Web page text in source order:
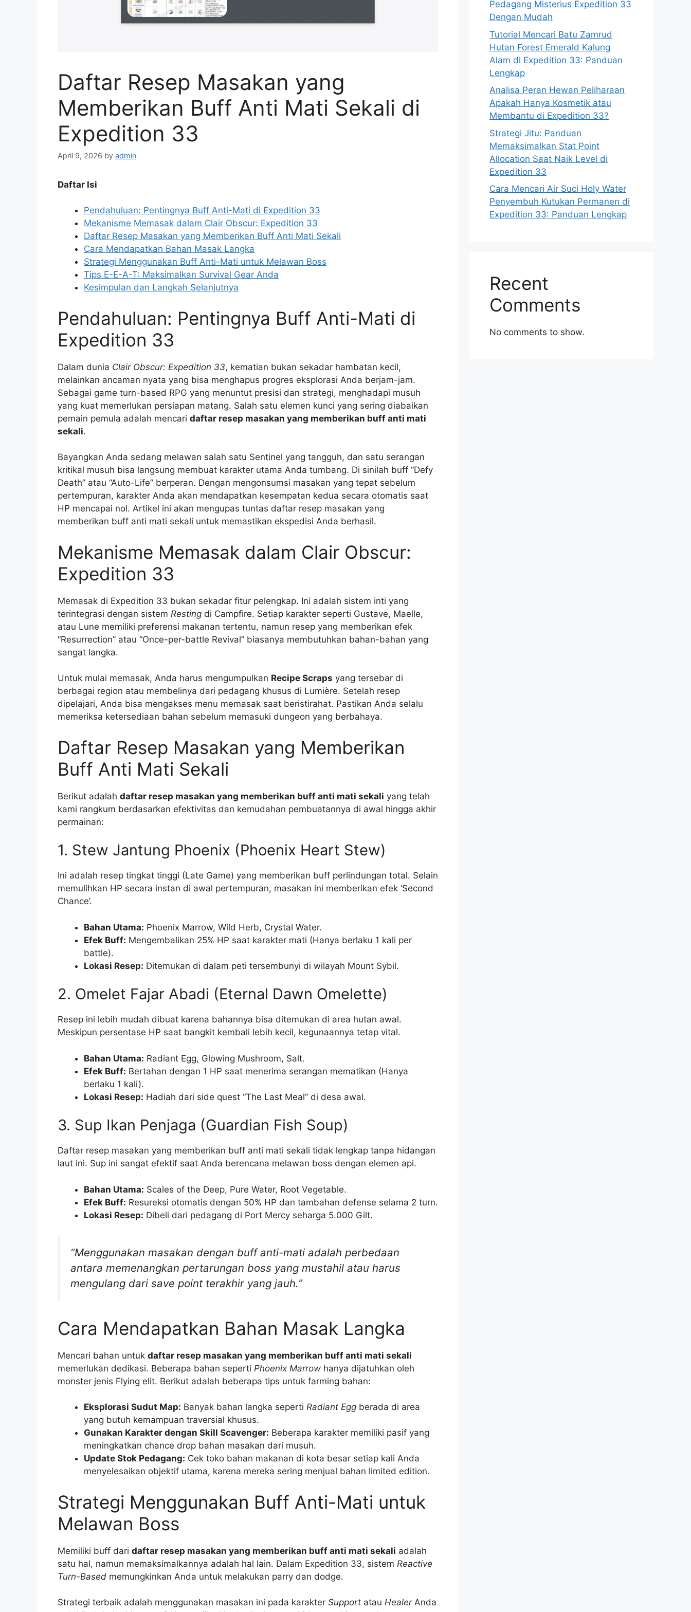
Daftar Resep Masakan yang
Memberikan Buff Anti Mati Sekali di
Expedition 33
April 9, 2026 by admin
Daftar Isi
Pendahuluan: Pentingnya Buff Anti-Mati di Expedition 33
Mekanisme Memasak dalam Clair Obscur: Expedition 33
Daftar Resep Masakan yang Memberikan Buff Anti Mati Sekali
Cara Mendapatkan Bahan Masak Langka
Strategi Menggunakan Buff Anti-Mati untuk Melawan Boss
Tips E-E-A-T: Maksimalkan Survival Gear Anda
Kesimpulan dan Langkah Selanjutnya
Pendahuluan: Pentingnya Buff Anti-Mati di
Expedition 33
Dalam dunia Clair Obscur: Expedition 33, kematian bukan sekadar hambatan kecil,
melainkan ancaman nyata yang bisa menghapus progres eksplorasi Anda berjam-jam.
Sebagai game turn-based RPG yang menuntut presisi dan strategi, menghadapi musuh
yang kuat memerlukan persiapan matang. Salah satu elemen kunci yang sering diabaikan
pemain pemula adalah mencari daftar resep masakan yang memberikan buff anti mati
sekali.
Bayangkan Anda sedang melawan salah satu Sentinel yang tangguh, dan satu serangan
kritikal musuh bisa langsung membuat karakter utama Anda tumbang. Di sinilah buff “Defy
Death” atau “Auto-Life” berperan. Dengan mengonsumsi masakan yang tepat sebelum
pertempuran, karakter Anda akan mendapatkan kesempatan kedua secara otomatis saat
HP mencapai nol. Artikel ini akan mengupas tuntas daftar resep masakan yang
memberikan buff anti mati sekali untuk memastikan ekspedisi Anda berhasil.
Mekanisme Memasak dalam Clair Obscur:
Expedition 33
Memasak di Expedition 33 bukan sekadar fitur pelengkap. Ini adalah sistem inti yang
terintegrasi dengan sistem Resting di Campfire. Setiap karakter seperti Gustave, Maelle,
atau Lune memiliki preferensi makanan tertentu, namun resep yang memberikan efek
“Resurrection” atau “Once-per-battle Revival” biasanya membutuhkan bahan-bahan yang
sangat langka.
Untuk mulai memasak, Anda harus mengumpulkan Recipe Scraps yang tersebar di
berbagai region atau membelinya dari pedagang khusus di Lumière. Setelah resep
dipelajari, Anda bisa mengakses menu memasak saat beristirahat. Pastikan Anda selalu
memeriksa ketersediaan bahan sebelum memasuki dungeon yang berbahaya.
Daftar Resep Masakan yang Memberikan
Buff Anti Mati Sekali
Berikut adalah daftar resep masakan yang memberikan buff anti mati sekali yang telah
kami rangkum berdasarkan efektivitas dan kemudahan pembuatannya di awal hingga akhir
permainan:
1. Stew Jantung Phoenix (Phoenix Heart Stew)
Ini adalah resep tingkat tinggi (Late Game) yang memberikan buff perlindungan total. Selain
memulihkan HP secara instan di awal pertempuran, masakan ini memberikan efek ‘Second
Chance’.
Bahan Utama: Phoenix Marrow, Wild Herb, Crystal Water.
Efek Buff: Mengembalikan 25% HP saat karakter mati (Hanya berlaku 1 kali per
battle).
Lokasi Resep: Ditemukan di dalam peti tersembunyi di wilayah Mount Sybil.
2. Omelet Fajar Abadi (Eternal Dawn Omelette)
Resep ini lebih mudah dibuat karena bahannya bisa ditemukan di area hutan awal.
Meskipun persentase HP saat bangkit kembali lebih kecil, kegunaannya tetap vital.
Bahan Utama: Radiant Egg, Glowing Mushroom, Salt.
Efek Buff: Bertahan dengan 1 HP saat menerima serangan mematikan (Hanya
berlaku 1 kali).
Lokasi Resep: Hadiah dari side quest “The Last Meal” di desa awal.
3. Sup Ikan Penjaga (Guardian Fish Soup)
Daftar resep masakan yang memberikan buff anti mati sekali tidak lengkap tanpa hidangan
laut ini. Sup ini sangat efektif saat Anda berencana melawan boss dengan elemen api.
Bahan Utama: Scales of the Deep, Pure Water, Root Vegetable.
Efek Buff: Resureksi otomatis dengan 50% HP dan tambahan defense selama 2 turn.
Lokasi Resep: Dibeli dari pedagang di Port Mercy seharga 5.000 Gilt.
“Menggunakan masakan dengan buff anti-mati adalah perbedaan
antara memenangkan pertarungan boss yang mustahil atau harus
mengulang dari save point terakhir yang jauh.”
Cara Mendapatkan Bahan Masak Langka
Mencari bahan untuk daftar resep masakan yang memberikan buff anti mati sekali
memerlukan dedikasi. Beberapa bahan seperti Phoenix Marrow hanya dijatuhkan oleh
monster jenis Flying elit. Berikut adalah beberapa tips untuk farming bahan:
Eksplorasi Sudut Map: Banyak bahan langka seperti Radiant Egg berada di area
yang butuh kemampuan traversial khusus.
Gunakan Karakter dengan Skill Scavenger: Beberapa karakter memiliki pasif yang
meningkatkan chance drop bahan masakan dari musuh.
Update Stok Pedagang: Cek toko bahan makanan di kota besar setiap kali Anda
menyelesaikan objektif utama, karena mereka sering menjual bahan limited edition.
Strategi Menggunakan Buff Anti-Mati untuk
Melawan Boss
Memiliki buff dari daftar resep masakan yang memberikan buff anti mati sekali adalah
satu hal, namun memaksimalkannya adalah hal lain. Dalam Expedition 33, sistem Reactive
Turn-Based memungkinkan Anda untuk melakukan parry dan dodge.
Strategi terbaik adalah menggunakan masakan ini pada karakter Support atau HealerAnda
Pedagang Misterius Expedition 33
Dengan Mudah
Tutorial Mencari Batu Zamrud
Hutan Forest Emerald Kalung
Alam di Expedition 33: Panduan
Lengkap
Analisa Peran Hewan Peliharaan
Apakah Hanya Kosmetik atau
Membantu di Expedition 33?
Strategi Jitu: Panduan
Memaksimalkan Stat Point
Allocation Saat Naik Level di
Expedition 33
Cara Mencari Air Suci Holy Water
Penyembuh Kutukan Permanen di
Expedition 33: Panduan Lengkap
Recent
Comments
No comments to show.